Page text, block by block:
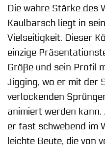
Die wahre Stärke des
Kaulbarsch liegt in
Vielseitigkeit. Dieser
einzige
Größe und sein Profil
Jigging, wo er mit der
verlockenden
animiert werden
er fast schwebend im
leichte Beute, die von